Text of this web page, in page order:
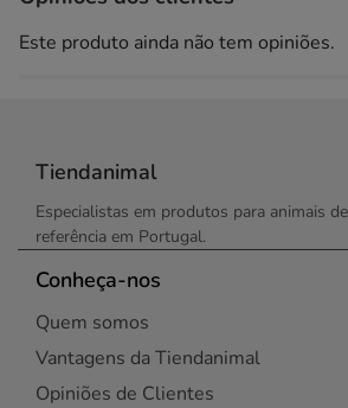
Este produto ainda não tem opiniões.
Tiendanimal
Especialistas em produtos para animais
referência em Portugal.
Conheça-nos
Quem somos
Vantagens da Tiendanimal
Opiniões de Clientes